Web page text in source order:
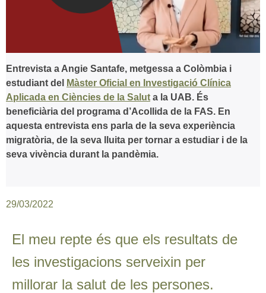
Entrevista a Angie Santafe, metgessa a Colòmbia i
estudiant del
Màster Oficial en Investigació Clínica
Aplicada en Ciències de la Salut a la UAB. És
beneficiària del programa d’Acollida de la FAS. En
aquesta entrevista ens parla de la seva experiència
migratòria, de la seva lluita per tornar a estudiar i de la
seva vivència durant la pandèmia.
29/03/2022
El meu repte és que els resultats de
les investigacions serveixin per
millorar la salut de les persones.